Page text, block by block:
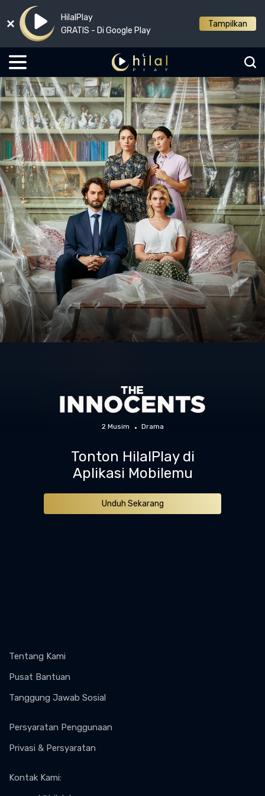
HilalPlay
GRATIS - Di Google Play
Tampilkan
2 Musim Drama
Tonton HilalPlay di
Aplikasi Mobilemu
Unduh Sekarang
Tentang Kami
Pusat Bantuan
Tanggung Jawab Sosial
Persyaratan Penggunaan
Privasi & Persyaratan
Kontak Kami: